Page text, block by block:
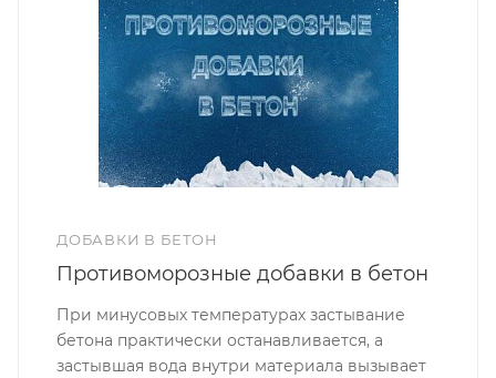
ДОБАВКИ В БЕТОН
Противоморозные добавки в бетон
При минусовых температурах застывание
бетона практически останавливается, а
застывшая вода внутри материала вызывает